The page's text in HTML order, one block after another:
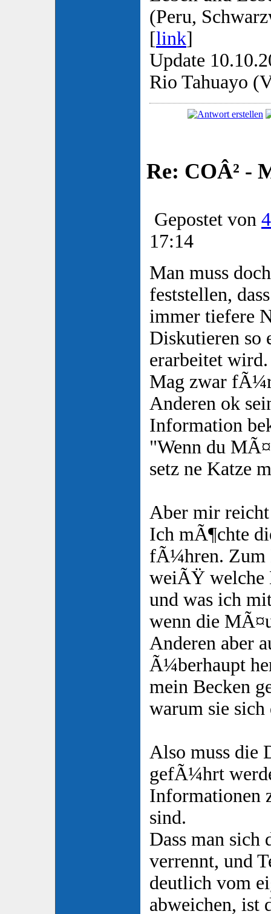
(Peru,
[link]
Update
Rio Tahuayo
Re: COÂ² -
Gepostet von
17:14
Man muss
feststellen,
immer tiefere
Diskutieren so
erarbeitet wird.
Mag zwar
Anderen ok
Information
"Wenn du
setz ne Katze
Aber mir
Ich mÃ¶chte
fÃ¼hren. Zum
weiÃŸ welche
und was ich
wenn die
Anderen aber
Ã¼berhaupt
mein Becken
warum sie sich
Also muss die
gefÃ¼hrt
Informationen
sind.
Dass man sich
verrennt, und
deutlich vom
abweichen, ist